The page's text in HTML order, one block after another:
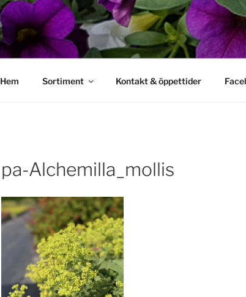
Hem Sortiment Kontakt & öppettider
pa-Alchemilla_mollis